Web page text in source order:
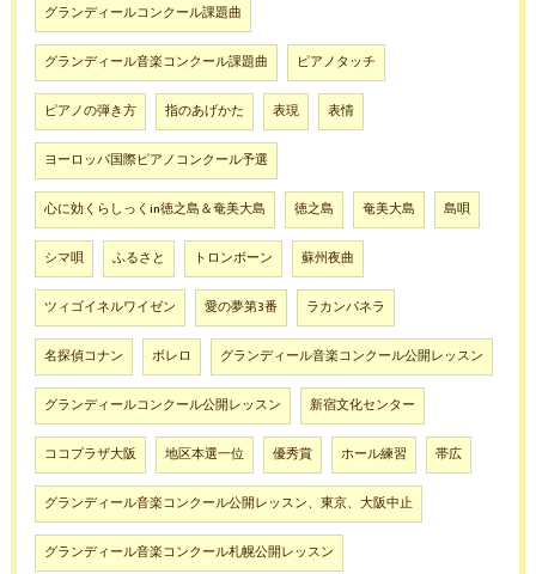
グランディールコンクール課題曲
グランディール音楽コンクール課題曲 ピアノタッチ
ピアノの弾き方 指のあげかた 表現 表情
ヨーロッパ国際ピアノコンクール予選
心に効くらしっくin徳之島＆奄美大島 徳之島 奄美大島 島唄
シマ唄 ふるさと トロンボーン 蘇州夜曲
ツィゴイネルワイゼン 愛の夢第3番 ラカンパネラ
名探偵コナン ボレロ グランディール音楽コンクール公開レッスン
グランディールコンクール公開レッスン 新宿文化センター
ココプラザ大阪 地区本選一位 優秀賞 ホール練習 帯広
グランディール音楽コンクール公開レッスン、東京、大阪中止
グランディール音楽コンクール札幌公開レッスン